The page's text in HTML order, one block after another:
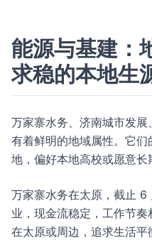
能源与基建：
求稳的本地生
万家寨水务、济南城市发
有着鲜明的地域属性。它
地，偏好本地高校或愿意长
万家寨水务在太原，截止
业，现金流稳定，工作节
在太原或周边，追求生活平